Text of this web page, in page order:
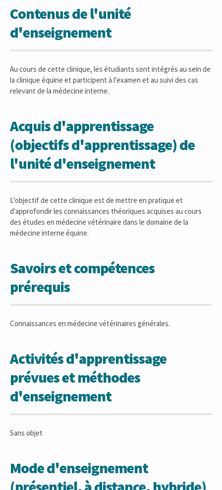
Contenus de l'unité
d'enseignement
Au cours de cette clinique, les étudiants sont intégrés au sein de
la clinique équine et participent à l'examen et au suivi des cas
relevant de la médecine interne.
Acquis d'apprentissage
(objectifs d'apprentissage) de
l'unité d'enseignement
L'objectif de cette clinique est de mettre en pratique et
d'approfondir les connaissances théoriques acquises au cours
des études en médecine vétérinaire dans le domaine de la
médecine interne équine.
Savoirs et compétences
prérequis
Connaissances en médecine vétérinaires générales.
Activités d'apprentissage
prévues et méthodes
d'enseignement
Sans objet
Mode d'enseignement